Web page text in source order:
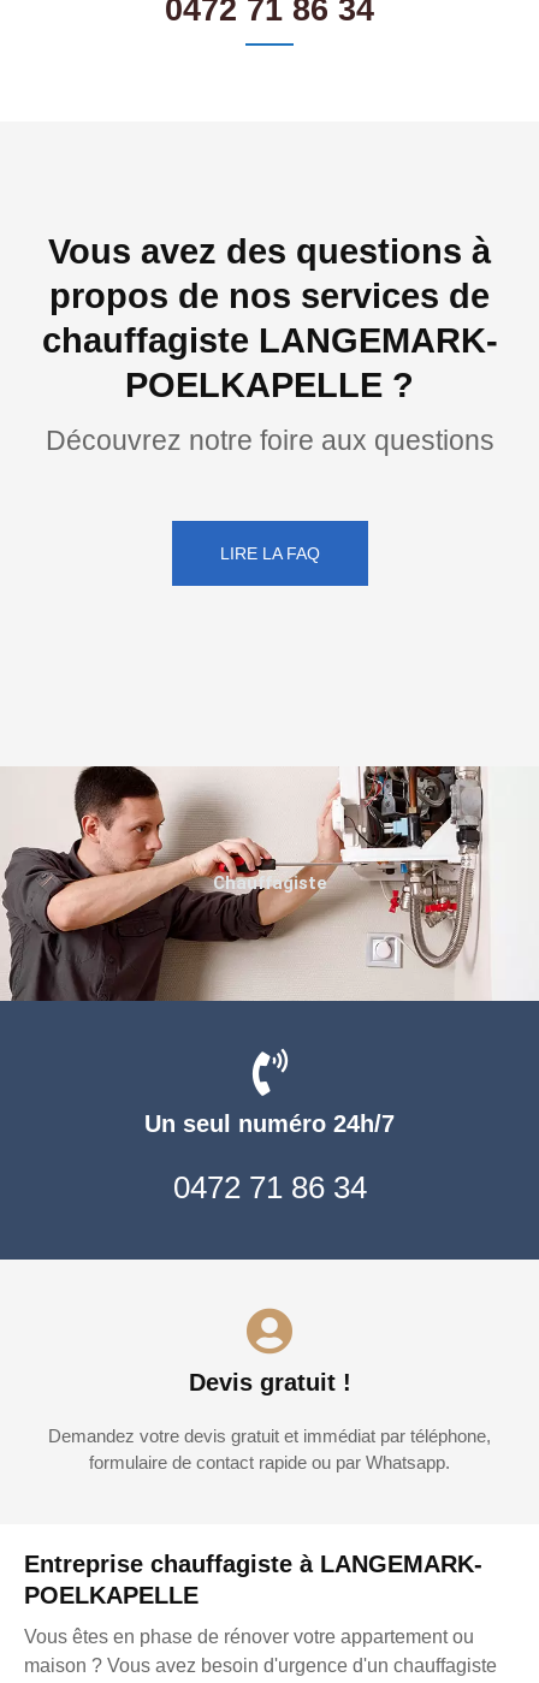
0472 71 86 34
Vous avez des questions à
propos de nos services de
chauffagiste LANGEMARK-
POELKAPELLE ?
Découvrez notre foire aux questions
LIRE LA FAQ
Entreprise chauffagiste à LANGEMARK-
POELKAPELLE
Vous êtes en phase de rénover votre appartement ou
maison ? Vous avez besoin d'urgence d'un chauffagiste
Un seul numéro 24h/7
0472 71 86 34
Devis gratuit !
Demandez votre devis gratuit et immédiat par téléphone,
formulaire de contact rapide ou par Whatsapp.
Chauffagiste